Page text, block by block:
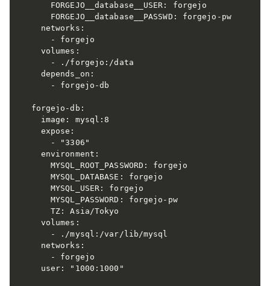
      FORGEJO__database__USER: forgejo
      FORGEJO__database__PASSWD: forgejo-pw
    networks:
      - forgejo
    volumes:
      - ./forgejo:/data
    depends_on:
      - forgejo-db
  forgejo-db:
    image: mysql:8
    expose:
      - "3306"
    environment:
      MYSQL_ROOT_PASSWORD: forgejo
      MYSQL_DATABASE: forgejo
      MYSQL_USER: forgejo
      MYSQL_PASSWORD: forgejo-pw
      TZ: Asia/Tokyo
    volumes:
      - ./mysql:/var/lib/mysql
    networks:
      - forgejo
    user: "1000:1000"